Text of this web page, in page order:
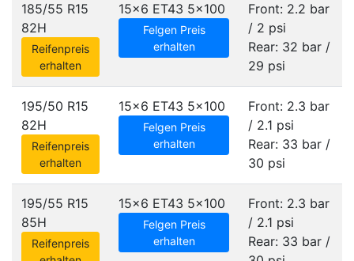
185/55 R15
82H
Reifenpreis
erhalten
15x6 ET43 5x100
Felgen Preis
erhalten
Front: 2.2 bar
/ 2 psi
Rear: 32 bar /
29 psi
195/50 R15
82H
Reifenpreis
erhalten
15x6 ET43 5x100
Felgen Preis
erhalten
Front: 2.3 bar
/ 2.1 psi
Rear: 33 bar /
30 psi
195/55 R15
85H
Reifenpreis
15x6 ET43 5x100
Felgen Preis
erhalten
Front: 2.3 bar
/ 2.1 psi
Rear: 33 bar /